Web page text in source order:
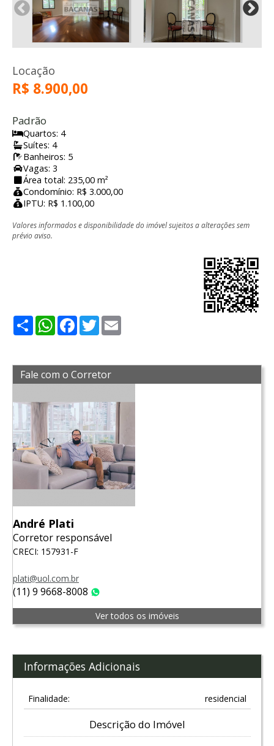
Locação
R$ 8.900,00
Padrão
Quartos: 4
Suítes: 4
Banheiros: 5
Vagas: 3
Área total: 235,00 m²
Condomínio: R$ 3.000,00
IPTU: R$ 1.100,00
Valores informados e disponibilidade do imóvel sujeitos a alterações sem
prévio aviso.
ShareWhatsApp
Facebook
Twitter
Fale com o Corretor
André Plati
Corretor responsável
CRECI: 157931-F
plati@uol.com.br
(11) 9 9668-8008
Ver todos os imóveis
Informações Adicionais
Finalidade: residencial
Descrição do Imóvel